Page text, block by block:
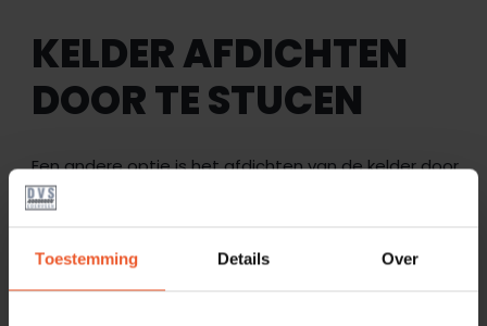
Toestemming Details Over
KELDER AFDICHTEN
DOOR TE STUCEN
Een andere optie is het afdichten van de kelder door
middel van een speciale waterdichte stuclaag. Dit
beschermende laag die vocht buiten houdt. Deze